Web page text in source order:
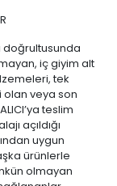
doğrultusunda
iç giyim alt
tek
olan veya son
teslim
açıldığı
uygun
ürünlerle
olmayan